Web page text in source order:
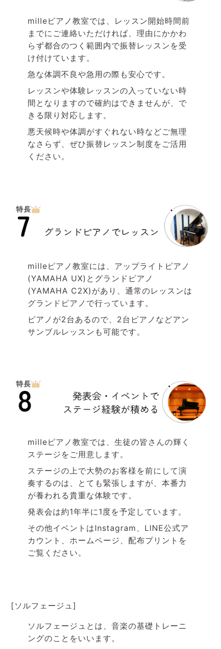
mille ピアノ教室では、レッスン開始時間前
までにご連絡いただければ、理由にかかわ
らず都合のつく範囲内で振替レッスンを受
け付けています。
急な体調不良や急用の際も安心です。
レッスンや体験レッスンの入っていない時
間となりますので確約はできませんが、で
きる限り対応します。
悪天候時や体調がすぐれない時などご無理
なさらず、ぜひ振替レッスン制度をご活用
ください。
mille ピアノ教室には、アップライトピアノ
(YAMAHA UX) とグランドピアノ
(YAMAHA C2X) があり、通常のレッスンは
グランドピアノで行っています。
ピアノが2台あるので、 2台ピアノなどアン
サンブルレッスンも可能です。
mille ピアノ教室では、生徒の皆さんの輝く
ステージをご用意します。
ステージの上で大勢のお客様を前にして演
奏するのは、とても緊張しますが、本番力
が養われる貴重な体験です。
発表会は約1年半に1度を予定しています。
その他イベントはInstagram 、LINE公式ア
カウント、ホームページ、配布プリントを
ご覧ください。
[ソルフェージュ]
ソルフェージュとは、音楽の基礎トレーニ
ングのことをいいます。